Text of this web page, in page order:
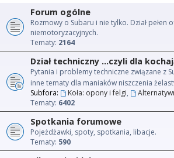
Forum ogólne
Rozmowy o Subaru i nie tylko. Dział
niemotoryzacyjnych.
Tematy: 2164
Dział techniczny ...czyli dla
Pytania i problemy techniczne związane z
inne tematy dla maniaków niszczenia
Subfora:
Koła: opony i felgi,
Tematy: 6402
Spotkania forumowe
Pojeżdżawki, spoty, spotkania, libacje.
Tematy: 590